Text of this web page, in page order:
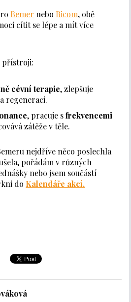
Bemer nebo Bicom, obě
cítit se lépe a mít více
přístroji:
cévní terapie, zlepšuje
a regeneraci.
, pracuje sfrekvencemi
zátěže v těle.
nejdříve něco poslechla
pořádám v různých
nebo jsem součástí
do Kalendáře akcí.